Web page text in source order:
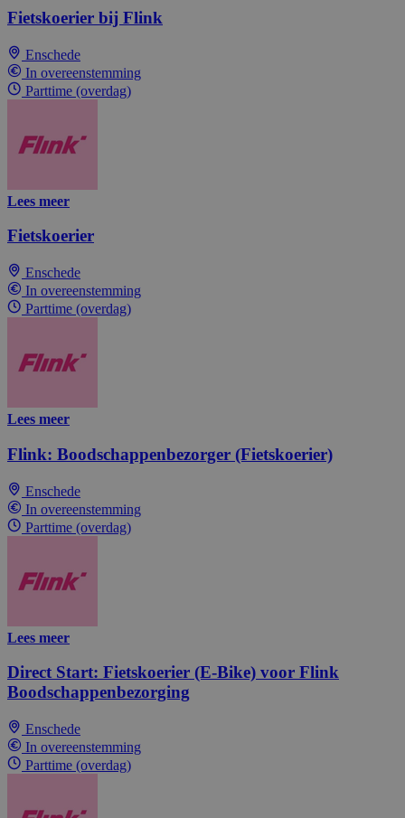
Fietskoerier bij Flink
Enschede
In overeenstemming
Parttime (overdag)
Lees meer
Fietskoerier
Enschede
In overeenstemming
Parttime (overdag)
Lees meer
Flink: Boodschappenbezorger (Fietskoerier)
Enschede
In overeenstemming
Parttime (overdag)
Lees meer
Direct Start: Fietskoerier (E-Bike) voor Flink
Boodschappenbezorging
Enschede
In overeenstemming
Parttime (overdag)